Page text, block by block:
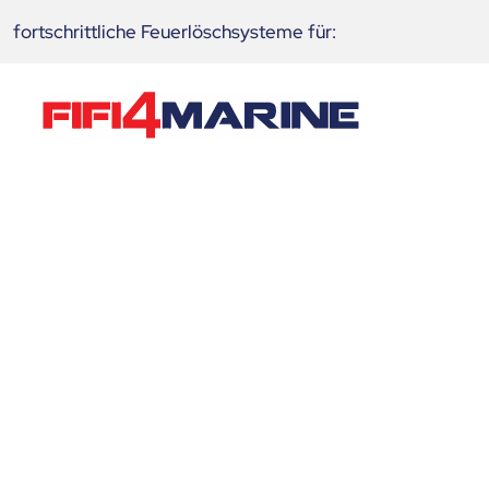
fortschrittliche Feuerlöschsysteme für: